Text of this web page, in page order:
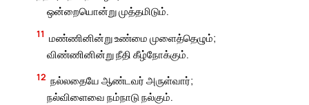
ஒன்றையொன்று முத்தமிடும்.
11 மண்ணினின்று உண்மை முளைத்தெழும்;
விண்ணினின்று நீதி கீழ்நோக்கும்.
12 நல்லதையே ஆண்டவர் அருள்வார்;
நல்விளைவை நம்நாடு நல்கும்.